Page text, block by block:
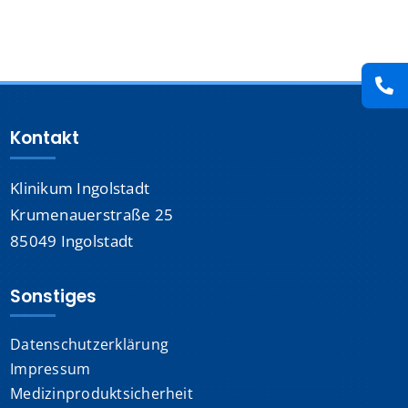
Kontakt
Karriere
Suche
nach:
Kontakt
Klinikum Ingolstadt
Krumenauerstraße 25
85049 Ingolstadt
Sonstiges
Datenschutzerklärung
Impressum
Medizinproduktsicherheit